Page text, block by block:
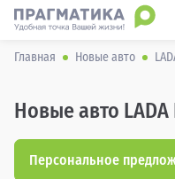
Главная Новые авто
Новые авто
Персональное